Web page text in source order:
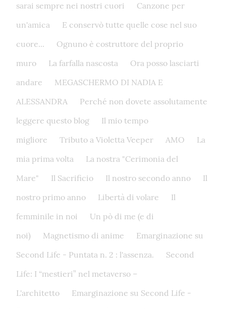
sarai sempre nei nostri cuori
Canzone per
un'amica
E conservò tutte quelle cose nel suo
cuore...
Ognuno è costruttore del proprio
muro
La farfalla nascosta
Ora posso lasciarti
andare
MEGASCHERMO DI NADIA E
ALESSANDRA
Perché non dovete assolutamente
leggere questo blog
Il mio tempo
migliore
Tributo a Violetta Veeper AMO
La
mia prima volta
La nostra "Cerimonia del
Mare"
Il Sacrificio Il nostro secondo anno
Il
nostro primo anno
Libertà di volare
Il
femminile in noi
Un pò di me (e di
noi)
Magnetismo di anime
Emarginazione su
Second Life - Puntata n. 2 : l'assenza.
Second
Life: I “mestieri” nel metaverso –
L'architetto
Emarginazione su Second Life -